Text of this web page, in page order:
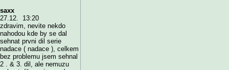
saxx
27.12. 13:20
zdravim, nevite nekdo
nahodou kde by se dal
sehnat prvni dil serie
nadace ( nadace ), celkem
bez problemu jsem sehnal
2 . & 3. dil, ale nemuzu